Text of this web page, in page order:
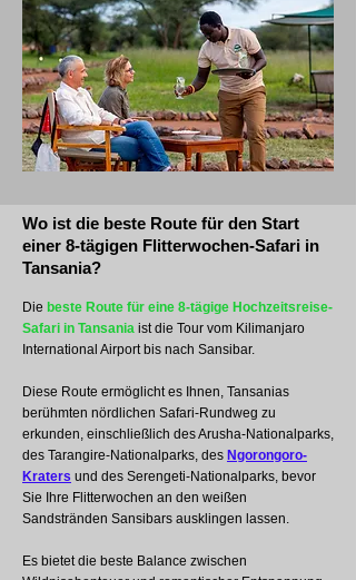
Wo ist die beste Route für den Start
einer 8-tägigen Flitterwochen-Safari in
Tansania?
Die beste Route für eine 8-tägige Hochzeitsreise-
Safari in Tansania ist die Tour vom Kilimanjaro
International Airport bis nach Sansibar.
Diese Route ermöglicht es Ihnen, Tansanias
berühmten nördlichen Safari-Rundweg zu
erkunden, einschließlich des Arusha-Nationalparks,
des Tarangire-Nationalparks, des Ngorongoro-
Kraters und des Serengeti-Nationalparks, bevor
Sie Ihre Flitterwochen an den weißen
Sandstränden Sansibars ausklingen lassen.
Es bietet die beste Balance zwischen